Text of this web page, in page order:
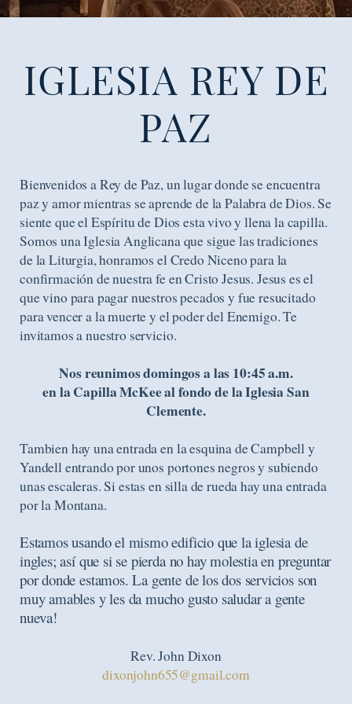
IGLESIA REY DE
PAZ
Bienvenidos a Rey de Paz, un lugar donde se encuentra
paz y amor mientras se aprende de la Palabra de Dios. Se
siente que el Espíritu de Dios esta vivo y llena la capilla.
Somos una Iglesia Anglicana que sigue las tradiciones
de la Liturgia, honramos el Credo Niceno para la
confirmación de nuestra fe en Cristo Jesus. Jesus es el
que vino para pagar nuestros pecados y fue resucitado
para vencer a la muerte y el poder del Enemigo. Te
invitamos a nuestro servicio.
Nos reunimos domingos a las 10:45 a.m.
en la Capilla McKee al fondo de la Iglesia San
Clemente.
Tambien hay una entrada en la esquina de Campbell y
Yandell entrando por unos portones negros y subiendo
unas escaleras. Si estas en silla de rueda hay una entrada
por la Montana.
Estamos usando el mismo edificio que la iglesia de
ingles; así que si se pierda no hay molestia en preguntar
por donde estamos. La gente de los dos servicios son
muy amables y les da mucho gusto saludar a gente
nueva!
Rev. John Dixon
dixonjohn655@gmail.com